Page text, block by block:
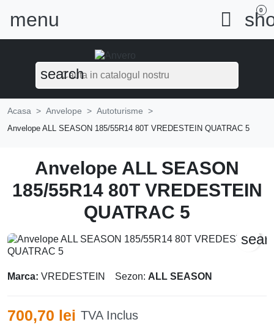
menu  0
search
Acasa Anvelope Autoturisme
Anvelope ALL SEASON 185/55R14 80T VREDESTEIN QUATRAC 5
Anvelope ALL SEASON
185/55R14 80T VREDESTEIN
QUATRAC 5
Marca: VREDESTEIN Sezon: ALL SEASON
700,70 lei TVA Inclus